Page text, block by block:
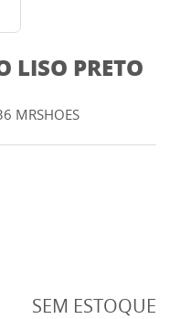
LISO PRETO
MRSHOES
SEM ESTOQUE